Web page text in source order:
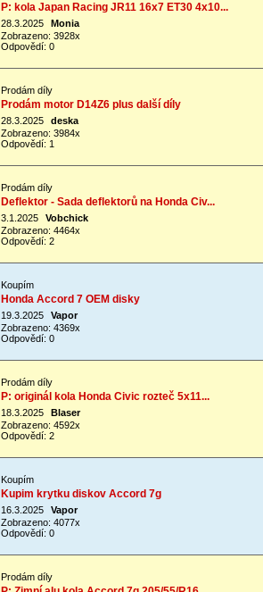
P: kola Japan Racing JR11 16x7 ET30 4x10...
28.3.2025
Monia
Zobrazeno: 3928x
Odpovědí: 0
Prodám díly
Prodám motor D14Z6 plus další díly
28.3.2025
deska
Zobrazeno: 3984x
Odpovědí: 1
Prodám díly
Deflektor - Sada deflektorů na Honda Civ...
3.1.2025
Vobchick
Zobrazeno: 4464x
Odpovědí: 2
Koupím
Honda Accord 7 OEM disky
19.3.2025
Vapor
Zobrazeno: 4369x
Odpovědí: 0
Prodám díly
P: originál kola Honda Civic rozteč 5x11...
18.3.2025
Blaser
Zobrazeno: 4592x
Odpovědí: 2
Koupím
Kupim krytku diskov Accord 7g
16.3.2025
Vapor
Zobrazeno: 4077x
Odpovědí: 0
Prodám díly